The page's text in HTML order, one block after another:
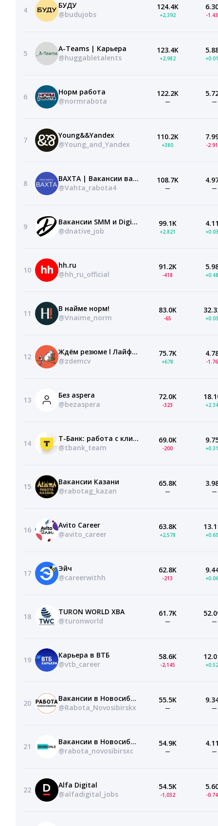
4
БУДУ
@budujobs
124.4K
+2,392 -
5
A-Teams | Карьера
@huggabletalents
123.4K
+2,982
6
Норм работа
@normrabota
122.2K
— —
7
Young&&Yandex
@Young_and_Yandex
110.2K
+380 -
8
ВАХТА | Вакансии вахтой
@Vahta_rabota4
108.7K
— —
9
Вакансии SMM и Digital
@dnative_job
99.1K
+2,821
10
hh.ru
@hh_ru_official
91.2K
-418
11
В найме норм!
@Vnaime_norm
83.0K
-65
12
Ждём резюме l Лайфхакер
@zdemcv
75.7K
+678 -
13
Без aspera
@bezaspera
72.0K
-323
14
Т-Банк: работа с клиентами
@tbank_team
69.0K
-200
15
Вакансии Казани
@rabotag_kazan
65.8K
— —
16
Avito Career
@avito_career
63.8K
+2,578
17
Эйч
@careerwithh
62.8K
-213
18
TURON WORLD XBA
@turonworld
61.7K
— —
19
Карьера в ВТБ
@vtb_career
58.6K
-2,145
20
Вакансии в Новосибирске
@Rabota_Novosibirskx
55.5K
— —
21
Вакансии в Новосибирске
@rabota_novosibirsxc
54.9K
— —
22
Alfa Digital
@alfadigital_jobs
54.5K
-1,032 -